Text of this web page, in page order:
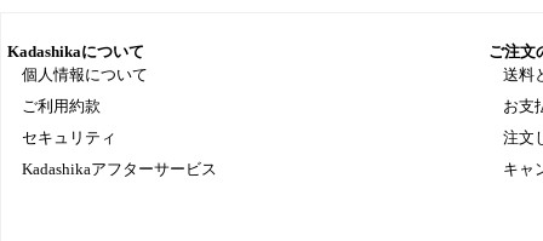
Kadashikaについて
個人情報について
ご利用約款
セキュリティ
Kadashikaアフターサービス
ご注文
送料
お支
注文
キャ